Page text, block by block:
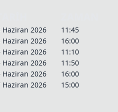
Haziran 2026
11:45
Haziran 2026
16:00
Haziran 2026
11:10
Haziran 2026
11:50
Haziran 2026
16:00
Haziran 2026 15:00